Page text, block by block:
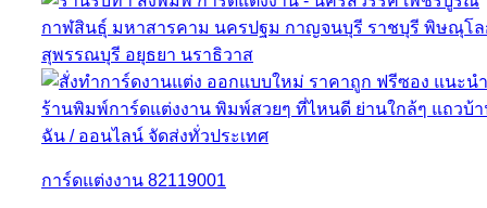
การ์ดแต่งงาน 82119001